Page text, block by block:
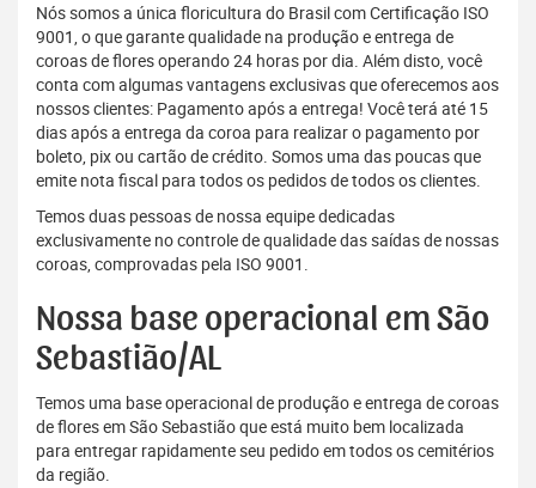
Nós somos a única floricultura do Brasil com Certificação ISO
9001, o que garante qualidade na produção e entrega de
coroas de flores operando 24 horas por dia. Além disto, você
conta com algumas vantagens exclusivas que oferecemos aos
nossos clientes: Pagamento após a entrega! Você terá até 15
dias após a entrega da coroa para realizar o pagamento por
boleto, pix ou cartão de crédito. Somos uma das poucas que
emite nota fiscal para todos os pedidos de todos os clientes.
Temos duas pessoas de nossa equipe dedicadas
exclusivamente no controle de qualidade das saídas de nossas
coroas, comprovadas pela ISO 9001.
Nossa base operacional em São
Sebastião/AL
Temos uma base operacional de produção e entrega de coroas
de flores em São Sebastião que está muito bem localizada
para entregar rapidamente seu pedido em todos os cemitérios
da região.